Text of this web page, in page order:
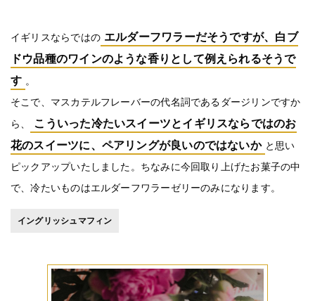
イギリスならではの エルダーフワラーだそうですが、白ブ
ドウ品種のワインのような香りとして例えられるそうで
す 。
そこで、マスカテルフレーバーの代名詞であるダージリンですか
ら、
こういった冷たいスイーツとイギリスならではのお
花のスイーツに、ペアリングが良いのではないか と思い
ピックアップいたしました。ちなみに今回取り上げたお菓子の中
で、冷たいものはエルダーフワラーゼリーのみになります。
イングリッシュマフィン